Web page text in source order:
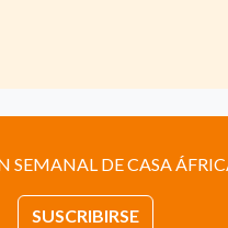
SEMANAL DE CASA
SUSCRIBIRSE